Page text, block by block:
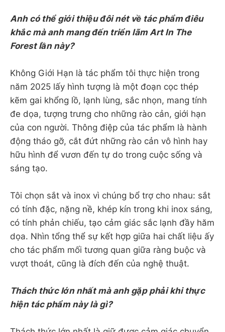
Anh có thể giới thiệu đôi nét về tác phẩm điêu
khắc mà anh mang đến triển lãm Art In The
Forest lần này?
Không Giới Hạn là tác phẩm tôi thực hiện trong
năm 2025 lấy hình tượng là một đoạn cọc thép
kẽm gai khổng lồ, lạnh lùng, sắc nhọn, mang tính
đe dọa, tượng trưng cho những rào cản, giới hạn
của con người. Thông điệp của tác phẩm là hành
động tháo gỡ, cắt đứt những rào cản vô hình hay
hữu hình để vươn đến tự do trong cuộc sống và
sáng tạo.
Tôi chọn sắt và inox vì chúng bổ trợ cho nhau: sắt
có tính đặc, nặng nề, khép kín trong khi inox sáng,
có tính phản chiếu, tạo cảm giác sắc lạnh đầy hăm
dọa. Nhìn tổng thể sự kết hợp giữa hai chất liệu ấy
cho tác phẩm mối tương quan giữa ràng buộc và
vượt thoát, cũng là đích đến của nghệ thuật.
Thách thức lớn nhất mà anh gặp phải khi thực
hiện tác phẩm này là gì?